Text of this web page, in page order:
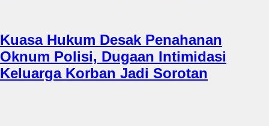
Kuasa Hukum Desak Penahanan
Oknum Polisi, Dugaan Intimidasi
Keluarga Korban Jadi Sorotan